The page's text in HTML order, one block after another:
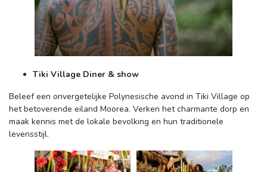
Tiki Village Diner & show
Beleef een onvergetelijke Polynesische avond in Tiki Village op
het betoverende eiland Moorea. Verken het charmante dorp en
maak kennis met de lokale bevolking en hun traditionele
levensstijl.